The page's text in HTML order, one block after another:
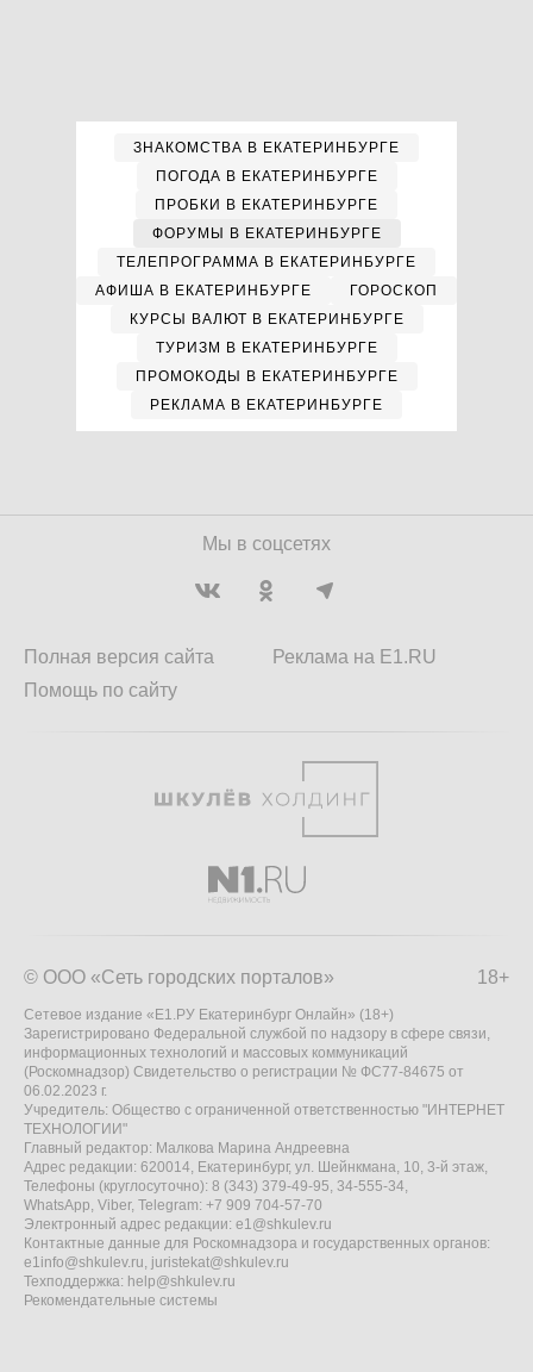
ЗНАКОМСТВА В ЕКАТЕРИНБУРГЕ
ПОГОДА В ЕКАТЕРИНБУРГЕ
ПРОБКИ В ЕКАТЕРИНБУРГЕ
ФОРУМЫ В ЕКАТЕРИНБУРГЕ
ТЕЛЕПРОГРАММА В ЕКАТЕРИНБУРГЕ
АФИША В ЕКАТЕРИНБУРГЕ
ГОРОСКОП
КУРСЫ ВАЛЮТ В ЕКАТЕРИНБУРГЕ
ТУРИЗМ В ЕКАТЕРИНБУРГЕ
ПРОМОКОДЫ В ЕКАТЕРИНБУРГЕ
РЕКЛАМА В ЕКАТЕРИНБУРГЕ
Мы в соцсетях
Полная версия сайта
Помощь по сайту
Реклама на E1.RU
18+
© ООО «Сеть городских порталов»
Сетевое издание «Е1.РУ Екатеринбург Онлайн» (18+)
Зарегистрировано Федеральной службой по надзору в сфере связи,
информационных технологий и массовых коммуникаций
(Роскомнадзор) Свидетельство о регистрации № ФС77-84675 от
06.02.2023 г.
Учредитель: Общество с ограниченной ответственностью "ИНТЕРНЕТ
ТЕХНОЛОГИИ"
Главный редактор: Малкова Марина Андреевна
Адрес редакции: 620014, Екатеринбург, ул. Шейнкмана, 10, 3-й этаж,
Телефоны (круглосуточно): 8 (343) 379-49-95, 34-555-34,
WhatsApp, Viber, Telegram: +7 909 704-57-70
Электронный адрес редакции: e1@shkulev.ru
Контактные данные для Роскомнадзора и государственных органов:
e1info@shkulev.ru juristekat@shkulev.ru
Техподдержка: help@shkulev.ru
Рекомендательные системы